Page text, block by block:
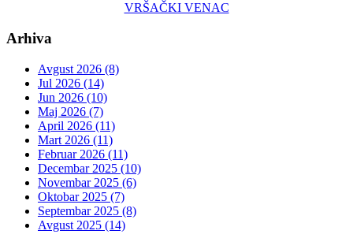
VRŠAČKI VENAC
Arhiva
Avgust 2026 (8)
Jul 2026 (14)
Jun 2026 (10)
Maj 2026 (7)
April 2026 (11)
Mart 2026 (11)
Februar 2026 (11)
Decembar 2025 (10)
Novembar 2025 (6)
Oktobar 2025 (7)
Septembar 2025 (8)
Avgust 2025 (14)